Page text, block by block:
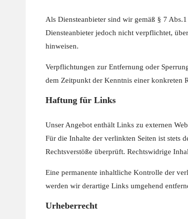
Als Diensteanbieter sind wir gemäß § 7
Diensteanbieter jedoch nicht verpflichtet,
hinweisen.
Verpflichtungen zur Entfernung oder
dem Zeitpunkt der Kenntnis einer konkreten
Haftung für Links
Unser Angebot enthält Links zu externen
Für die Inhalte der verlinkten Seiten ist stets
Rechtsverstöße überprüft. Rechtswidrige
Eine permanente inhaltliche Kontrolle der
werden wir derartige Links umgehend
Urheberrecht